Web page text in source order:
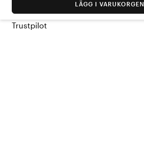
LÄGG I VARUKORGEN
Trustpilot